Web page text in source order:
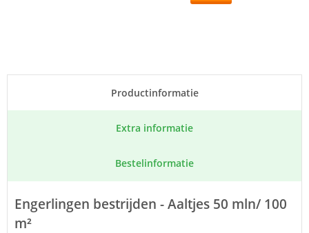
Product­informatie
Extra informatie
Bestel­informatie
Engerlingen bestrijden - Aaltjes 50 mln/ 100
m²